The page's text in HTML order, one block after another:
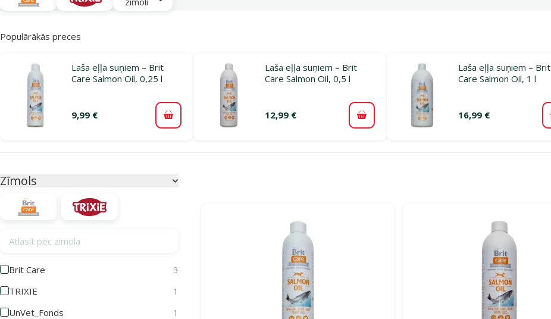
Populārākās preces
Laša eļļa suņiem – Brit
Care Salmon Oil, 0,25 l
9,99 € Pievienot grozam
Laša eļļa suņiem – Brit
Care Salmon Oil, 0,5 l
12,99 € Pievienot grozam
Laša eļļa suņiem – Brit
Care Salmon Oil, 1 l
16,99 €
Zīmols
Atlasīt pēc zīmola
Brit Care
3
TRIXIE
1
UnVet_Fonds
1